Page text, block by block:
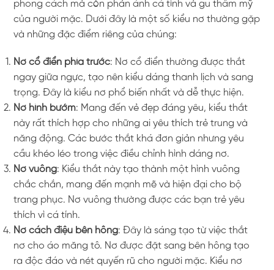
phong cách mà còn phản ánh cá tính và gu thẩm mỹ
của người mặc. Dưới đây là một số kiểu nơ thường gặp
và những đặc điểm riêng của chúng:
Nơ cổ điển phía trước: Nơ cổ điển thường được thắt
ngay giữa ngực, tạo nên kiểu dáng thanh lịch và sang
trọng. Đây là kiểu nơ phổ biến nhất và dễ thực hiện.
Nơ hình bướm: Mang đến vẻ đẹp đáng yêu, kiểu thắt
này rất thích hợp cho những ai yêu thích trẻ trung và
năng động. Các bước thắt khá đơn giản nhưng yêu
cầu khéo léo trong việc điều chỉnh hình dáng nơ.
Nơ vuông: Kiểu thắt này tạo thành một hình vuông
chắc chắn, mang đến mạnh mẽ và hiện đại cho bộ
trang phục. Nơ vuông thường được các bạn trẻ yêu
thích vì cá tính.
Nơ cách điệu bên hông: Đây là sáng tạo từ việc thắt
nơ cho áo măng tô. Nơ được đặt sang bên hông tạo
ra độc đáo và nét quyến rũ cho người mặc. Kiểu nơ